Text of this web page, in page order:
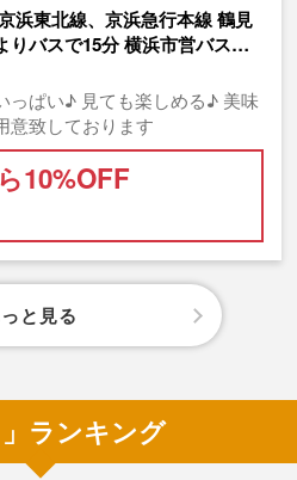
浜東北線、京浜急行本線 鶴見
りバスで15分 横浜市営バス…
っぱい♪ 見ても楽しめる♪ 美味
意致しております
10%OFF
と見る
」ランキング